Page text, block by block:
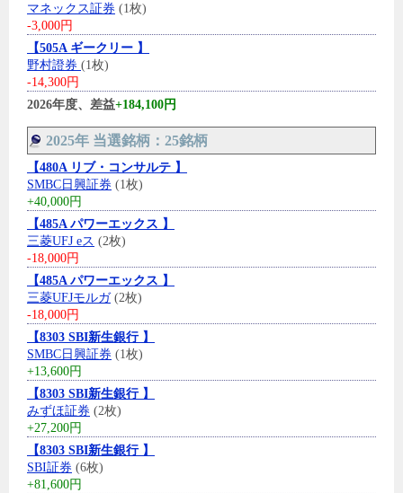
マネックス証券 (1枚)
-3,000円
【505A ギークリー 】
野村證券 (1枚)
-14,300円
2026年度、差益+184,100円
2025年 当選銘柄：25銘柄
【480A リブ・コンサルテ 】
SMBC日興証券 (1枚)
+40,000円
【485A パワーエックス 】
三菱UFJ eス (2枚)
-18,000円
【485A パワーエックス 】
三菱UFJモルガ(2枚)
-18,000円
【8303 SBI新生銀行 】
SMBC日興証券 (1枚)
+13,600円
【8303 SBI新生銀行 】
みずほ証券 (2枚)
+27,200円
【8303 SBI新生銀行 】
SBI証券 (6枚)
+81,600円